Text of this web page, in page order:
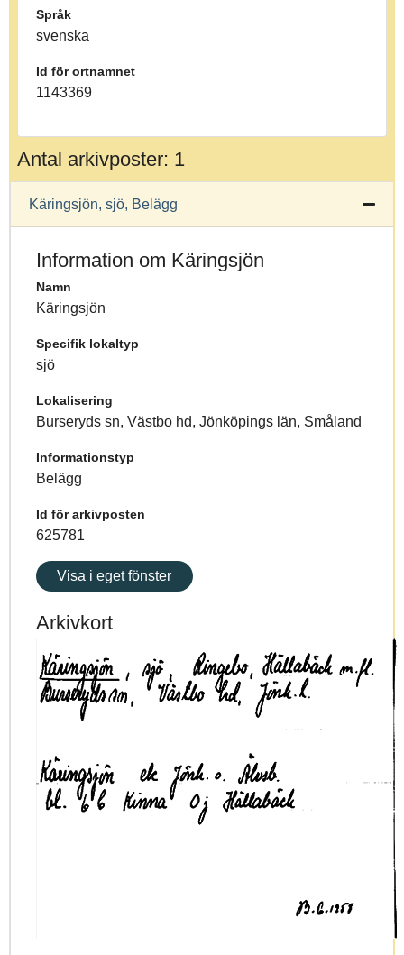
Språk
svenska
Id för ortnamnet
1143369
Antal arkivposter: 1
Käringsjön, sjö, Belägg
Information om Käringsjön
Namn
Käringsjön
Specifik lokaltyp
sjö
Lokalisering
Burseryds sn, Västbo hd, Jönköpings län, Småland
Informationstyp
Belägg
Id för arkivposten
625781
Visa i eget fönster
Arkivkort